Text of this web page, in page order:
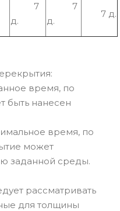
7
д.
7
д.
7 д.
время, по
быть нанесен
время, по
может
заданной среды.
рассматривать
для толщины